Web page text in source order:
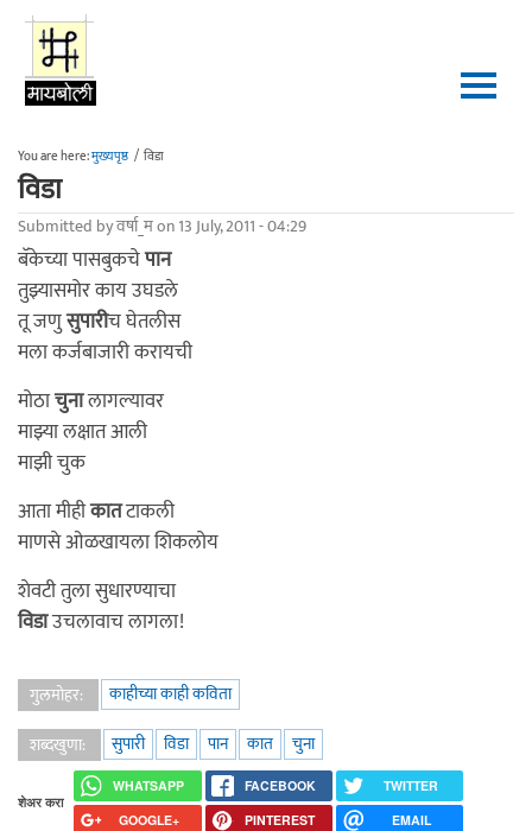
Skip to main content
You are here:मुख्यपृष्ठ / विडा
विडा
Submitted byवर्षा_मon 13 July, 2011 - 04:29
बॅकेच्या पासबुकचेपान
तुझ्यासमोर काय उघडले
तू जणुसुपारीच घेतलीस
मला कर्जबाजारी करायची
मोठाचुनालागल्यावर
माझ्या लक्षात आली
माझी चुक
आता मीहीकातटाकली
माणसे ओळखायला शिकलोय
शेवटी तुला सुधारण्याचा
विडाउचलावाच लागला!
गुलमोहर:
काहीच्या काही कविता
शब्दखुणा:
सुपारी विडा पान कात चुना
शेअर करा
WHATSAPP FACEBOOK
TWITTER
GOOGLE+
PINTEREST EMAIL